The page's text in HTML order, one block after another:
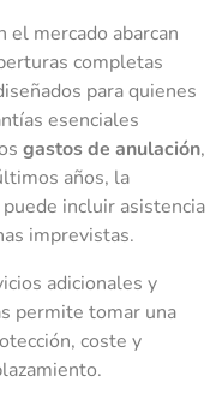
el mercado abarcan
completas
para quienes
esenciales
gastos de anulación,
años, la
puede incluir asistencia
imprevistas.
adicionales y
permite tomar una
coste y